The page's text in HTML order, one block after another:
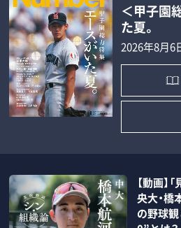
＜甲子園
た夏。
2026年8月6
【動画】
央大・
の野球